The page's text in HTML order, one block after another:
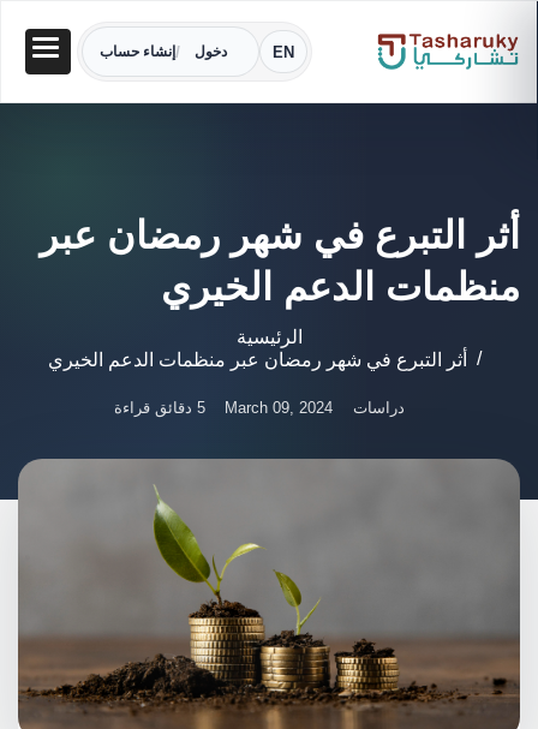
EN دخول / إنشاء حساب
أثر التبرع في شهر رمضان عبر
منظمات الدعم الخيري
الرئيسية
أثر التبرع في شهر رمضان عبر منظمات الدعم الخيري
دراسات March 09, 2024 5 دقائق قراءة